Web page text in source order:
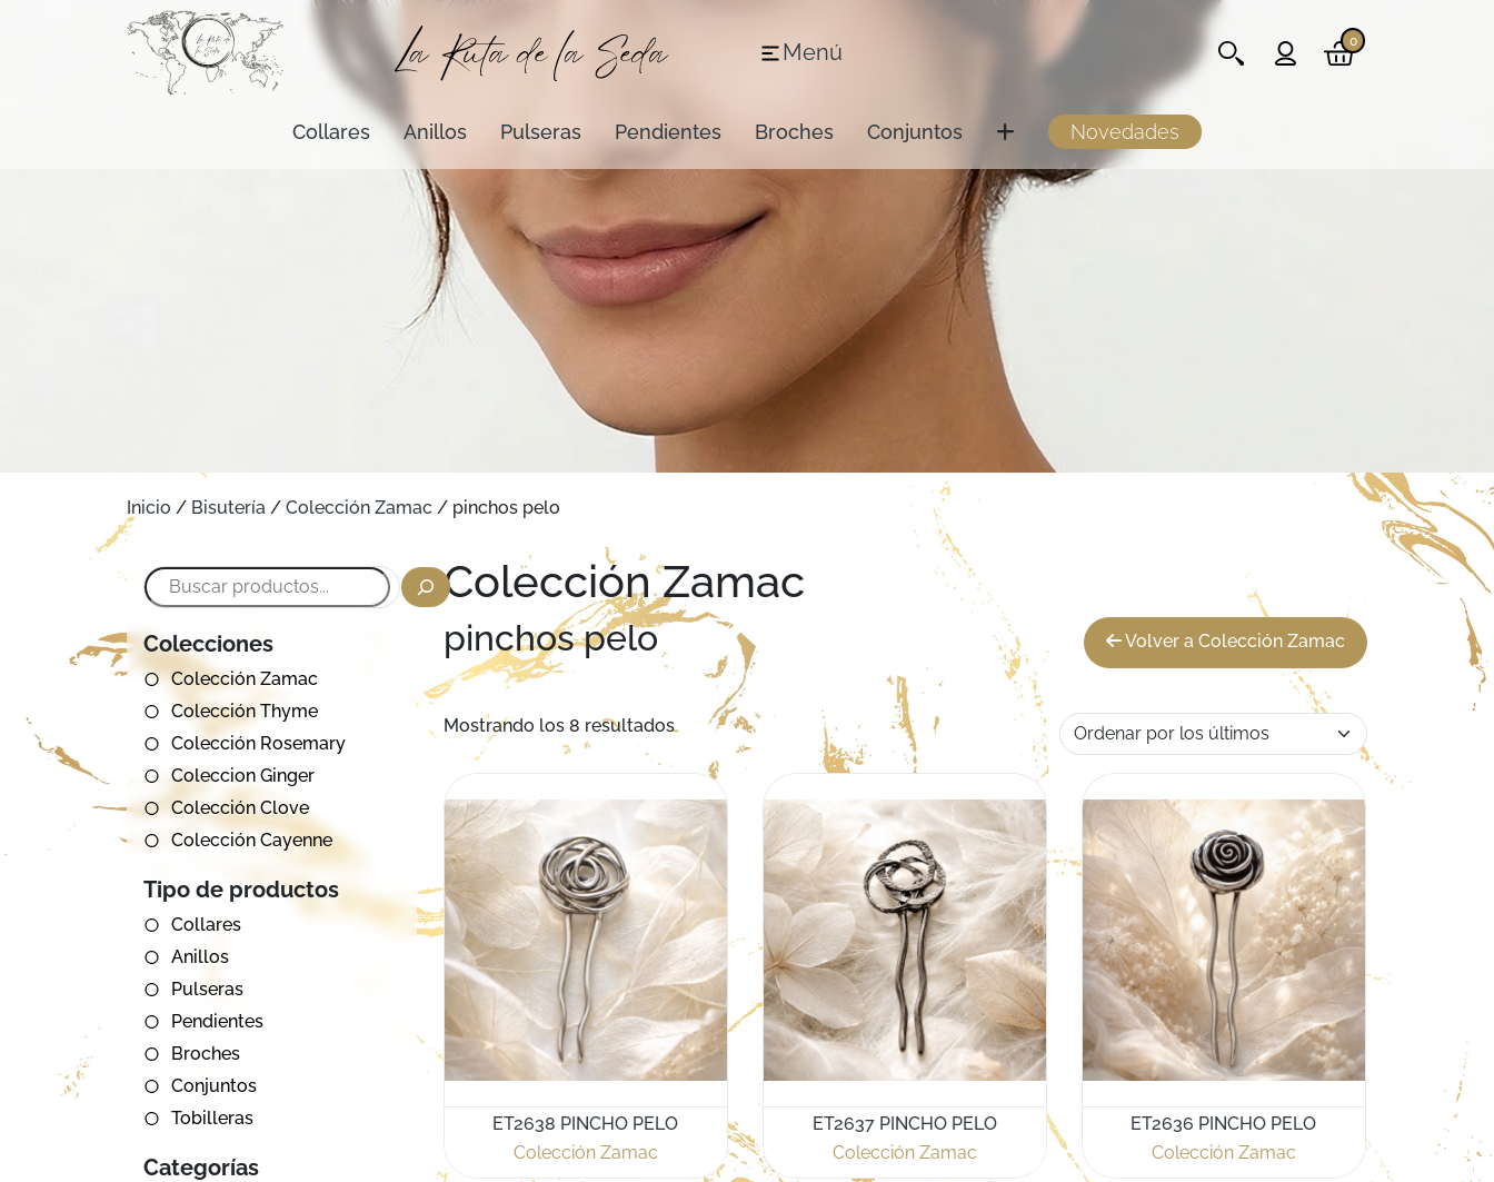
Menú 0
Collares Anillos Pulseras Pendientes Broches Conjuntos Novedades
Inicio / Bisutería / Colección Zamac / pinchos pelo
Buscar
Colecciones
Colección Zamac
Colección Thyme
Colección Rosemary
Coleccion Ginger
Colección Clove
Colección Cayenne
Tipo de productos
Collares
Anillos
Pulseras
Pendientes
Broches
Conjuntos
Tobilleras
Categorías
Colección Zamac
pinchos pelo Volver a Colección Zamac
Mostrando los 8 resultadosOrdenado por los últimos
ET2638 PINCHO PELO
Colección Zamac
ET2637 PINCHO PELO
Colección Zamac
ET2636 PINCHO PELO
Colección Zamac